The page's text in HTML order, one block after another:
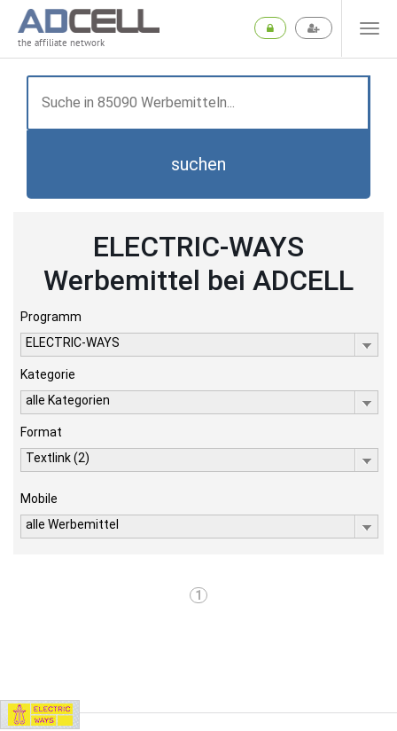
the affiliate network
suchen
ELECTRIC-WAYS
Werbemittel bei ADCELL
Programm
ELECTRIC-WAYS
Kategorie
alle Kategorien
Format
Textlink (2)
Mobile
alle Werbemittel
1